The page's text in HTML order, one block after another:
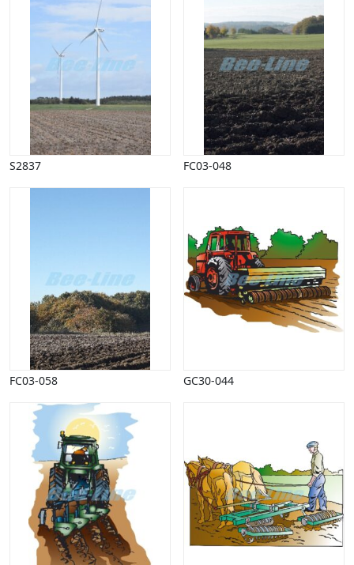
Jul
Kærlighed, bryllup
Kommunikation, nyhedsformidling
Køretøjer
Landbrug
Lov, orden
Lyd, billede
Mad, drikke
Mærkedage
Penge, finans
Piktogrammer
Pinse
Politik, arbejdsmarked
Restauration, hotel
Scenarier
Skibe, både, søfart
Sommer
Spil
Sport
Spots
Stjernetegn, astrologi
Sundhed, sygdom
Trafik, færdsel
Uddannelse
S2837 FC03-048
FC03-058 GC30-044